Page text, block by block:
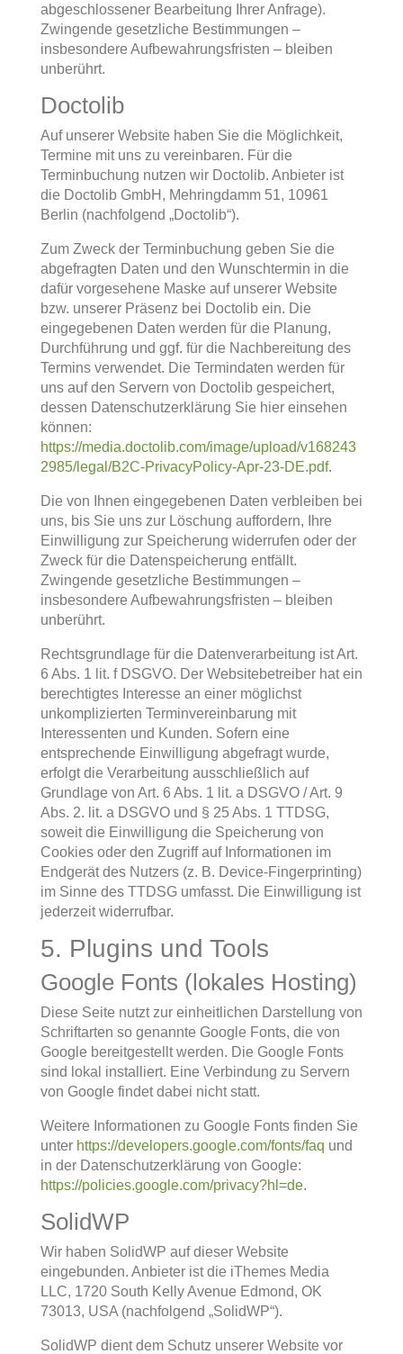
abgeschlossener Bearbeitung Ihrer Anfrage).
Zwingende gesetzliche Bestimmungen –
insbesondere Aufbewahrungsfristen – bleiben
unberührt.
Doctolib
Auf unserer Website haben Sie die Möglichkeit,
Termine mit uns zu vereinbaren. Für die
Terminbuchung nutzen wir Doctolib. Anbieter ist
die Doctolib GmbH, Mehringdamm 51, 10961
Berlin (nachfolgend „Doctolib“).
Zum Zweck der Terminbuchung geben Sie die
abgefragten Daten und den Wunschtermin in die
dafür vorgesehene Maske auf unserer Website
bzw. unserer Präsenz bei Doctolib ein. Die
eingegebenen Daten werden für die Planung,
Durchführung und ggf. für die Nachbereitung des
Termins verwendet. Die Termindaten werden für
uns auf den Servern von Doctolib gespeichert,
dessen Datenschutzerklärung Sie hier einsehen
können:
https://media.doctolib.com/image/upload/v168243
2985/legal/B2C-PrivacyPolicy-Apr-23-DE.pdf.
Die von Ihnen eingegebenen Daten verbleiben bei
uns, bis Sie uns zur Löschung auffordern, Ihre
Einwilligung zur Speicherung widerrufen oder der
Zweck für die Datenspeicherung entfällt.
Zwingende gesetzliche Bestimmungen –
insbesondere Aufbewahrungsfristen – bleiben
unberührt.
Rechtsgrundlage für die Datenverarbeitung ist Art.
6 Abs. 1 lit. f DSGVO. Der Websitebetreiber hat ein
berechtigtes Interesse an einer möglichst
unkomplizierten Terminvereinbarung mit
Interessenten und Kunden. Sofern eine
entsprechende Einwilligung abgefragt wurde,
erfolgt die Verarbeitung ausschließlich auf
Grundlage von Art. 6 Abs. 1 lit. a DSGVO / Art. 9
Abs. 2. lit. a DSGVO und § 25 Abs. 1 TTDSG,
soweit die Einwilligung die Speicherung von
Cookies oder den Zugriff auf Informationen im
Endgerät des Nutzers (z. B. Device-Fingerprinting)
im Sinne des TTDSG umfasst. Die Einwilligung ist
jederzeit widerrufbar.
5. Plugins und Tools
Google Fonts (lokales Hosting)
Diese Seite nutzt zur einheitlichen Darstellung von
Schriftarten so genannte Google Fonts, die von
Google bereitgestellt werden. Die Google Fonts
sind lokal installiert. Eine Verbindung zu Servern
von Google findet dabei nicht statt.
Weitere Informationen zu Google Fonts finden Sie
unter https://developers.google.com/fonts/faq und
in der Datenschutzerklärung von Google:
https://policies.google.com/privacy?hl=de.
SolidWP
Wir haben SolidWP auf dieser Website
eingebunden. Anbieter ist die iThemes Media
LLC, 1720 South Kelly Avenue Edmond, OK
73013, USA (nachfolgend „SolidWP“).
SolidWP dient dem Schutz unserer Website vor